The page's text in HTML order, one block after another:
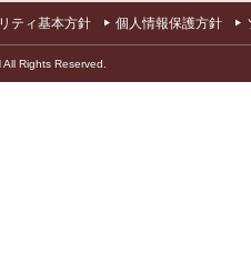
ティ基本方針 個人情報保護方針
Rights Reserved.